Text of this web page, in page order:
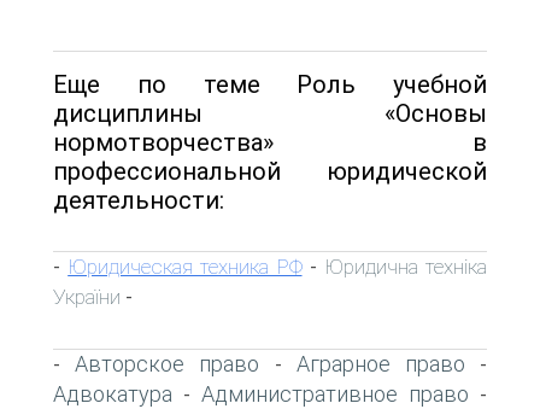
Еще по теме Роль учебной
дисциплины «Основы
нормотворчества» в
профессиональной юридической
деятельности:
- Юридическая техника РФ- Юридична техніка
України -
-Авторское право - Аграрное право -
Адвокатура - Административное право -